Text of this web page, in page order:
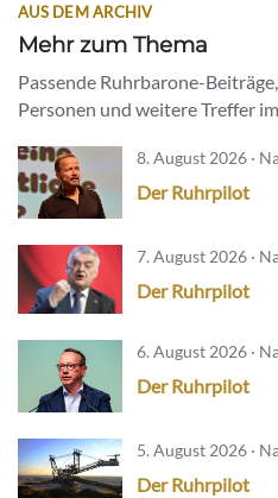
AUS DEM ARCHIV
Mehr zum Thema
Passende Ruhrbarone-
Personen und weitere Treffer
8. August 2026 ·
Der Ruhrpilot
7. August 2026 ·
Der Ruhrpilot
6. August 2026 ·
Der Ruhrpilot
5. August 2026 ·
Der Ruhrpilot